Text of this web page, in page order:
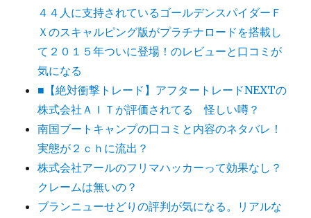
４４人に支持されているゴールデンスパイダーＦ
Ｘのスキャルピング版がプラチナロードを搭載し
て２０１５年ついに登場！のレビューと口コミが
気になる
■【絶対衝撃トレード】アフタートレードNEXTの
株式会社ＡＩＴが評価されてる 怪しい噂？
南国ブートキャンプの口コミと内容のネタバレ！
実態が２ｃｈに流出？
株式会社アールのフリマハッカーって効果なし？
クレームは無いの？
ブランニューせどりの評判が気になる。リアルな